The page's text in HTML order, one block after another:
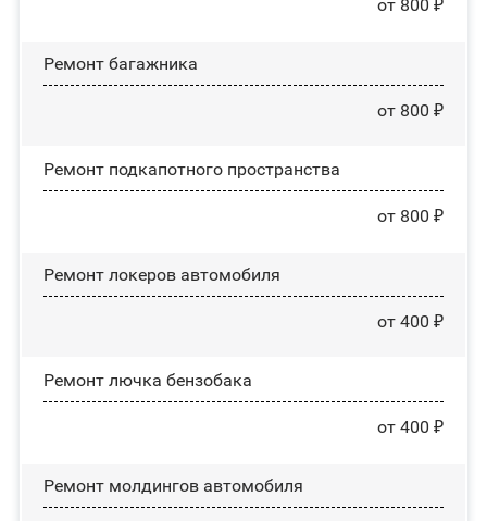
от 800 ₽
Ремонт багажника
от 800 ₽
Ремонт подкапотного пространства
от 800 ₽
Ремонт лoĸepoв автомобиля
от 400 ₽
Ремонт лючка бензобака
от 400 ₽
Ремонт молдингов автомобиля